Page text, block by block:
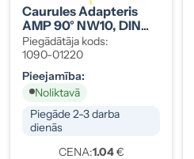
Caurules Adapteris
AMP 90° NW10, DIN
72585
Piegādātāja kods:
1090-01220
Pieejamība:
Noliktavā
Piegāde 2-3 darba
dienās
CENA:1.04€